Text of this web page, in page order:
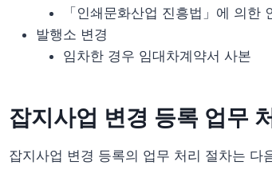
「인쇄문화산업 진흥법」에 의한
발행소 변경
임차한 경우 임대차계약서 사본
잡지사업 변경 등록 업무
잡지사업 변경 등록의 업무 처리 절차는 다